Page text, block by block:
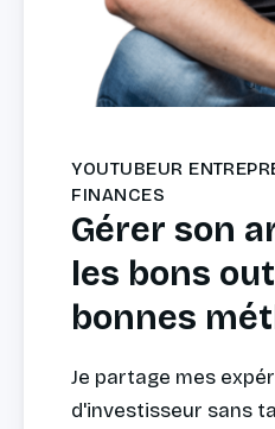
YOUTUBEUR
FINANCES
Gérer son
les bons
bonnes
Je partage mes
d'investisseur sans